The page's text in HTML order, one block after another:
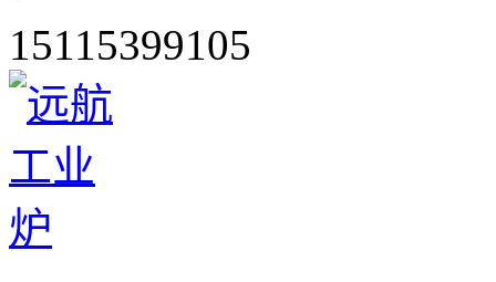
15115399105